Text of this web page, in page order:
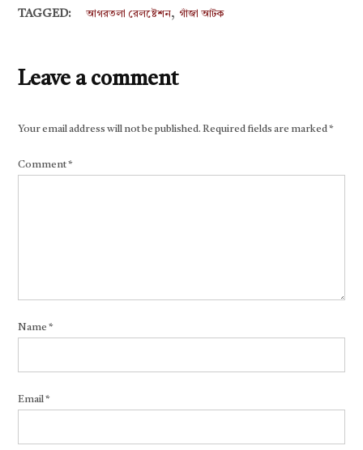
TAGGED: আগরতলা রেলষ্টেশন, গাঁজা আটক
Leave a comment
Your email address will not be published. Required fields are marked*
Comment*
Name*
Email*